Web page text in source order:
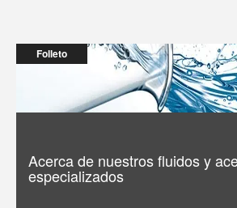
Folleto
Acerca de nuestros fluidos y
especializados